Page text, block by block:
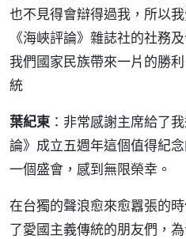
也不見得會辯得過我，所以
《海峽評論》雜誌社的社務
我們國家民族帶來一片的勝
統
葉紀東 ：非常感謝主席給了
論》成立五週年這個值得紀
一個盛會，感到無限榮幸。
在台獨的聲浪愈來愈囂張的
了愛國主義傳統的朋友們，